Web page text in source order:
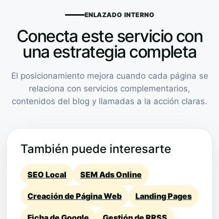
ENLAZADO INTERNO
Conecta este servicio con
una estrategia completa
El posicionamiento mejora cuando cada página se
relaciona con servicios complementarios,
contenidos del blog y llamadas a la acción claras.
También puede interesarte
SEO Local SEM Ads Online
Creación de Página Web Landing Pages